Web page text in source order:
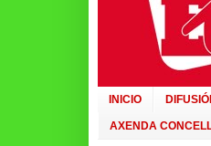
INICIO
AXENDA